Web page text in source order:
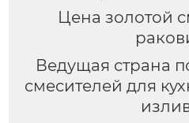
Цена золотой
Ведущая страна
смесителей для